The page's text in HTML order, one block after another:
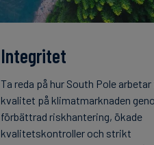
Integritet
Ta reda på hur South Pole
kvalitet på klimatmarknaden
förbättrad riskhantering, ökade
kvalitetskontroller och strikt